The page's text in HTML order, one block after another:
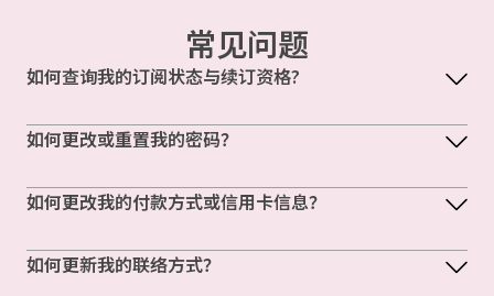
常见问题
如何查询我的订阅状态与续订资格?
如何更改或重置我的密码？
如何更改我的付款方式或信用卡信息？
如何更新我的联络方式？